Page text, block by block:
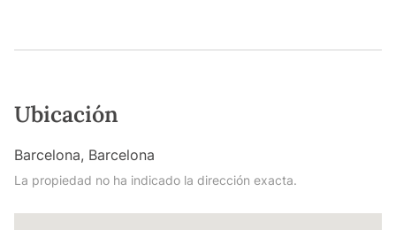
Ubicación
Barcelona, Barcelona
La propiedad no ha indicado la dirección exacta.